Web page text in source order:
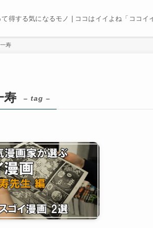
て得する気になるモノ | ココはイイよね「ココイ
寿
寿 – tag –